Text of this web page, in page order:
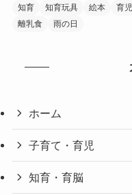
知育
知育玩具 絵本 育児
離乳食
雨の日
ホーム
子育て・育児
知育・育脳